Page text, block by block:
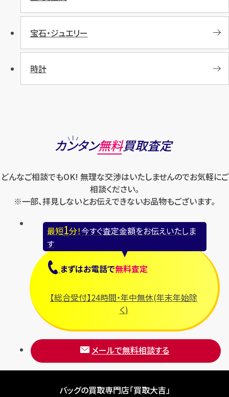
宝石・ジュエリー
時計
カンタン無料買取査定
どんなご相談でもOK! 無理な交渉はいたしませんのでお気軽にご
相談ください。
※一部、拝見しないとお伝えできないお品物もございます。
最短1分！今すぐ査定金額をお伝えいたしま
す
まずはお電話で無料査定
【総合受付】24時間・年中無休(年末年始除
く)
メールで無料相談する
バッグの買取専門店「買取大吉」